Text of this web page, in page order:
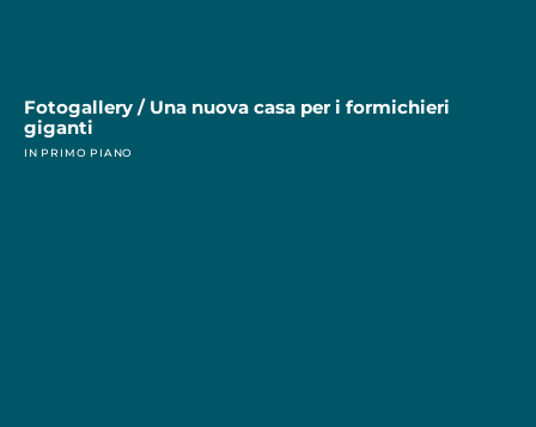
Fotogallery / Una nuova casa per i formichieri
giganti
IN PRIMO PIANO